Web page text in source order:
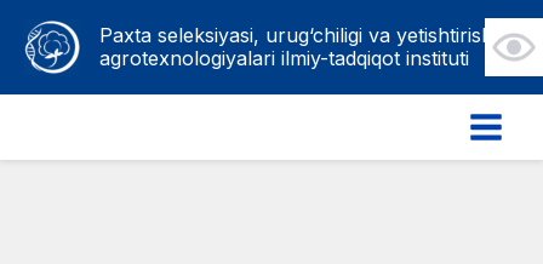
Перейти
содержимому
Paxta seleksiyasi, urug‘chiligi va yetishtirish
agrotexnologiyalari ilmiy-tadqiqot instituti